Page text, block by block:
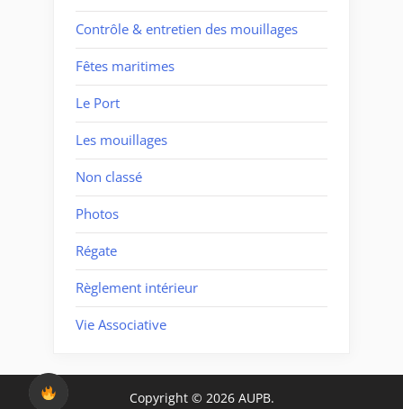
Contrôle & entretien des mouillages
Fêtes maritimes
Le Port
Les mouillages
Non classé
Photos
Régate
Règlement intérieur
Vie Associative
Copyright © 2026 AUPB.